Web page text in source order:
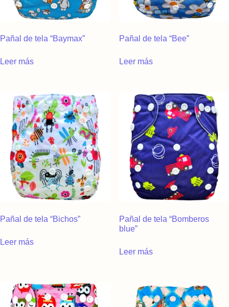
Pañal de tela “Baymax”
Leer más
Pañal de tela “Bee”
Leer más
Pañal de tela “Bichos”
Leer más
Pañal de tela “Bomberos
blue”
Leer más